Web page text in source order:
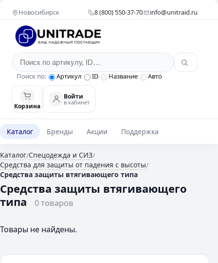
Новосибирск 8 (800) 550-37-70 info@unitraid.ru
Поиск по: Артикул ID Название Авто
Корзина
Войти
в кабинет
Каталог Бренды Акции Поддержка
Каталог/Спецодежда и СИЗ/
Средства для защиты от падения с высоты/
Средства защиты втягивающего типа
Средства защиты втягивающего
типа
0 товаров
Товары не найдены.